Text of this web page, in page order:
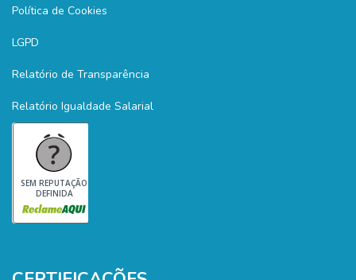
Política de Cookies
LGPD
Relatório de Transparência
Relatório Igualdade Salarial
SEM REPUTAÇÃO
DEFINIDA